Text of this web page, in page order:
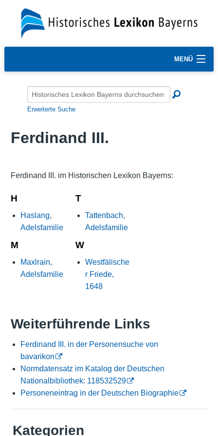
MENÜ
Erweiterte Suche
Ferdinand III.
Ferdinand III. im Historischen Lexikon Bayerns:
H
Haslang,
Adelsfamilie
M
Maxlrain,
Adelsfamilie
T
Tattenbach,
Adelsfamilie
W
Westfälische
r Friede,
1648
Weiterführende Links
Ferdinand III. in der Personensuche von
bavarikon
Normdatensatz im Katalog der Deutschen
Nationalbibliothek: 118532529
Personeneintrag in der Deutschen Biographie
Kategorien